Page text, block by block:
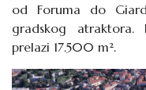
od Foruma do
gradskog
prelazi 17.500 m².